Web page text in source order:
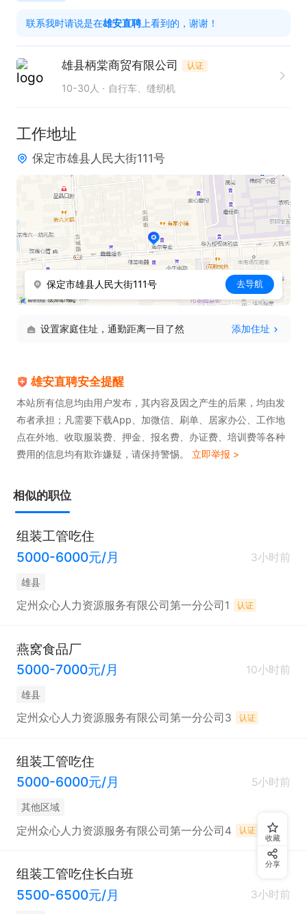
1. 具备电动车维修组装相关工作经验者优先。
2. 熟练掌握电动车维修及组装技能，持有相关技能证
3. 具备良好的动手能力和问题解决能力，能够独立完
成工作任务。
4. 工作认真负责，有较强的责任心和团队协作精神。
5. 能够适应一定的工作强度，按时完成工作任务。
6. 拥有驾驶证，会开车者优先考虑。
联系我时请说是在雄安直聘 上看到的，谢谢！
雄县柄棠商贸有限公司 认证
10-30人 自行车、缝纫机
工作地址
保定市雄县人民大街111号
保定市雄县人民大街111号 去导航
设置家庭住址，通勤距离一目了然 添加住址
雄安直聘安全提醒
本站所有信息均由用户发布，其内容及因之产生的后果，均由发
布者承担；凡需要下载App、加微信、刷单、居家办公、工作地
点在外地、收取服装费、押金、报名费、办证费、培训费等各种
费用的信息均有欺诈嫌疑，请保持警惕。 立即举报 >
相似的职位
组装工管吃住
5000-6000元/月
3小时前
雄县
定州众心人力资源服务有限公司第一分公司1 认证
燕窝食品厂
5000-7000元/月
10小时前
雄县
定州众心人力资源服务有限公司第一分公司3 认证
组装工管吃住
5000-6000元/月
5小时前
其他区域
定州众心人力资源服务有限公司第一分公司4 认证
组装工管吃住长白班
5500-6500元/月
3小时前
收藏
分享